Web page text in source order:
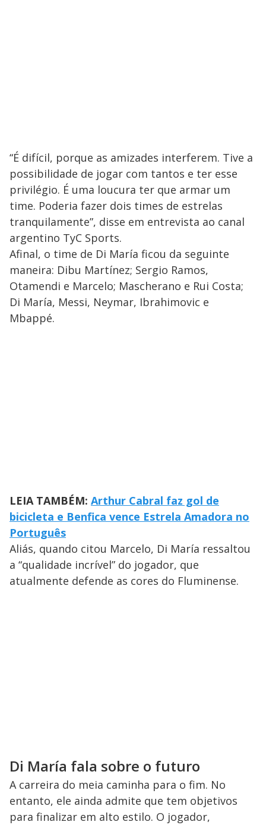
“É difícil, porque as amizades interferem. Tive a
possibilidade de jogar com tantos e ter esse
privilégio. É uma loucura ter que armar um
time. Poderia fazer dois times de estrelas
tranquilamente”, disse em entrevista ao canal
argentino TyC Sports.
Afinal, o time de Di María ficou da seguinte
maneira: Dibu Martínez; Sergio Ramos,
Otamendi e Marcelo; Mascherano e Rui Costa;
Di María, Messi, Neymar, Ibrahimovic e
Mbappé.
LEIA TAMBÉM: Arthur Cabral faz gol de
bicicleta e Benfica vence Estrela Amadora no
Português
Aliás, quando citou Marcelo, Di María ressaltou
a “qualidade incrível” do jogador, que
atualmente defende as cores do Fluminense.
Di María fala sobre o futuro
A carreira do meia caminha para o fim. No
entanto, ele ainda admite que tem objetivos
para finalizar em alto estilo. O jogador,